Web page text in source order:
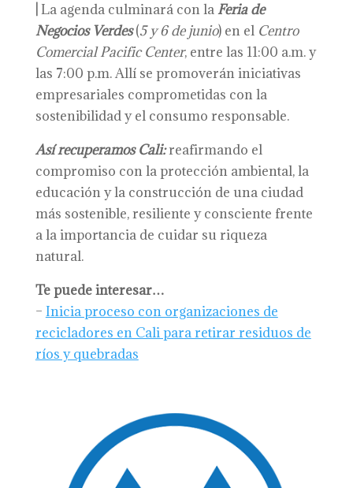
La agenda culminará con laFeria de
Negocios Verdes(5 y 6 de junio) en el Centro
Comercial Pacific Center, entre las 11:00 a.m. y
las 7:00 p.m. Allí se promoverán iniciativas
empresariales comprometidas con la
sostenibilidad y el consumo responsable.
Así recuperamos Cali:reafirmando el
compromiso con la protección ambiental, la
educación y la construcción de una ciudad
más sostenible, resiliente y consciente frente
a la importancia de cuidar su riqueza
natural.
Te puede interesar…
– Inicia proceso con organizaciones de
recicladores en Cali para retirar residuos de
ríos y quebradas